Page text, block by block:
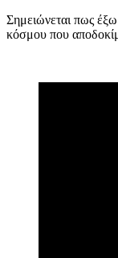
Σημειώνεται πως
κόσμου που